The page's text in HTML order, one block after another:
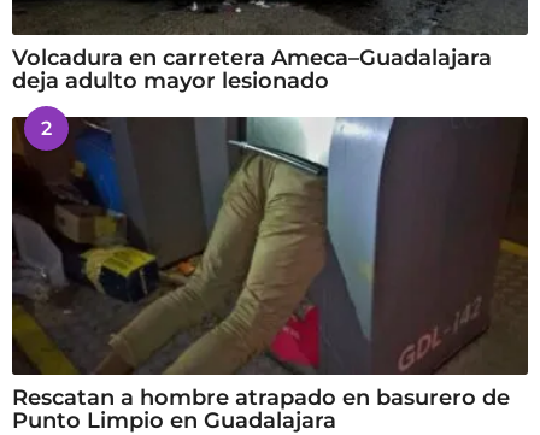
Volcadura en carretera Ameca–Guadalajara
deja adulto mayor lesionado
2
Rescatan a hombre atrapado en basurero de
Punto Limpio en Guadalajara